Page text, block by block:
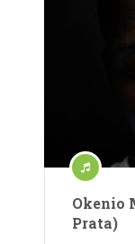
Okenio
Prata)